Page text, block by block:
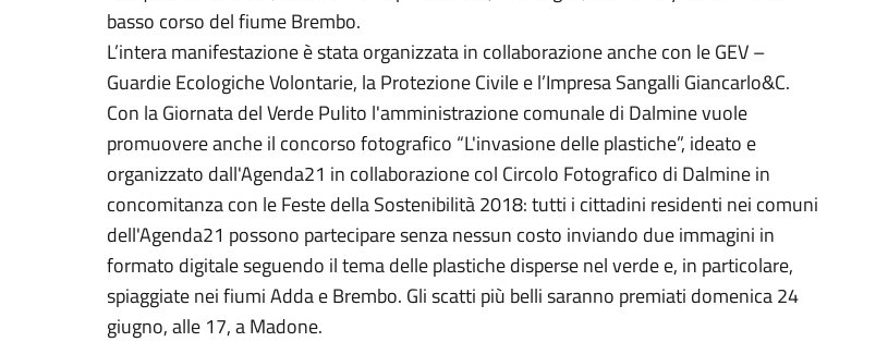
basso corso del fiume Brembo.
L’intera manifestazione è stata organizzata in collaborazione anche con le GEV –
Guardie Ecologiche Volontarie, la Protezione Civile e l’Impresa Sangalli Giancarlo&C.
Con la Giornata del Verde Pulito l'amministrazione comunale di Dalmine vuole
promuovere anche il concorso fotografico “L'invasione delle plastiche”, ideato e
organizzato dall'Agenda21 in collaborazione col Circolo Fotografico di Dalmine in
concomitanza con le Feste della Sostenibilità 2018: tutti i cittadini residenti nei comuni
dell'Agenda21 possono partecipare senza nessun costo inviando due immagini in
formato digitale seguendo il tema delle plastiche disperse nel verde e, in particolare,
spiaggiate nei fiumi Adda e Brembo. Gli scatti più belli saranno premiati domenica 24
giugno, alle 17, a Madone.